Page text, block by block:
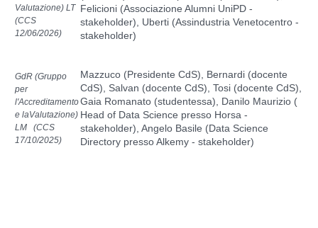
Valutazione) LT
(CCS
12/06/2026)
Felicioni (Associazione Alumni UniPD -
stakeholder), Uberti (Assindustria Venetocentro -
stakeholder)
GdR (Gruppo
per
l'Accreditamento
e laValutazione)
LM (CCS
17/10/2025)
Mazzuco (Presidente CdS), Bernardi (docente
CdS), Salvan (docente CdS) , Tosi (docente CdS),
Gaia Romanato (studentessa), Danilo Maurizio (
Head of Data Science presso Horsa -
stakeholder), Angelo Basile (Data Science
Directory presso Alkemy - stakeholder)